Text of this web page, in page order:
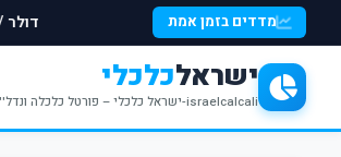
מדדים בזמן אמת
ישראלכלכלי
israelcalcali-ישראל כלכלי – פורטל כלכלה ונדל''ן-מחפשים חדשות כלכליות עדכניות? האתר ישראל כלכלי מציע עדכונים וחדשות שבתחומי הכלכלה הפיננסים והנדל''ן